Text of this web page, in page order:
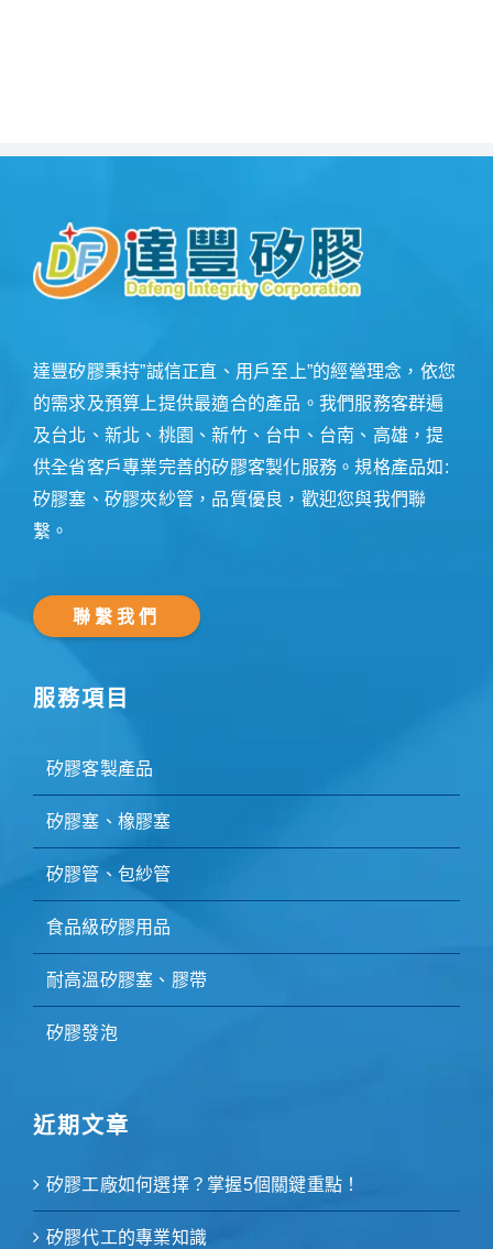
達豐矽膠秉持”誠信正直、用戶至上”的經營理念，依您
的需求及預算上提供最適合的產品。我們服務客群遍
及台北、新北、桃園、新竹、台中、台南、高雄，提
供全省客戶專業完善的矽膠客製化服務。規格產品如:
矽膠塞、矽膠夾紗管，品質優良，歡迎您與我們聯
繫。
聯繫我們
服務項目
矽膠客製產品
矽膠塞、橡膠塞
矽膠管、包紗管
食品級矽膠用品
耐高溫矽膠塞、膠帶
矽膠發泡
近期文章
矽膠工廠如何選擇？掌握5個關鍵重點！
矽膠代工的專業知識